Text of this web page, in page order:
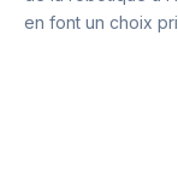
en font un choix